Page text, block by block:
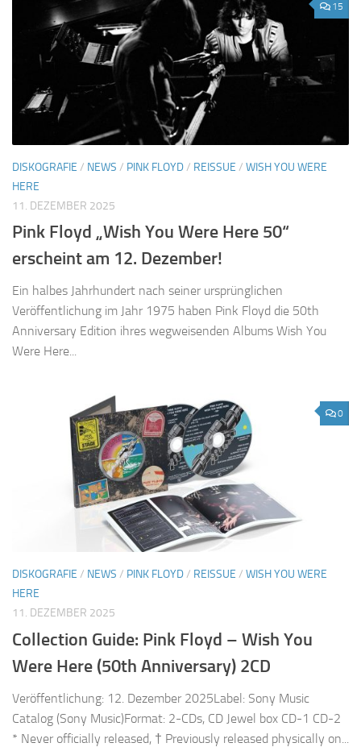
15
DISKOGRAFIE / NEWS / PINK FLOYD/ REISSUE / WISH YOU WERE
HERE
11. DEZEMBER 2025
Pink Floyd „Wish You Were Here 50“
erscheint am 12. Dezember!
Ein halbes Jahrhundert nach seiner ursprünglichen
Veröffentlichung im Jahr 1975 haben Pink Floyd die 50th
Anniversary Edition ihres wegweisenden Albums Wish You
Were Here...
0
DISKOGRAFIE / NEWS / PINK FLOYD/ REISSUE / WISH YOU WERE
HERE
11. DEZEMBER 2025
Collection Guide: Pink Floyd – Wish You
Were Here (50th Anniversary) 2CD
Veröffentlichung: 12. Dezember 2025Label: Sony Music
Catalog (Sony Music)Format: 2-CDs, CD Jewel box CD-1 CD-2
* Never officially released, † Previously released physically on...